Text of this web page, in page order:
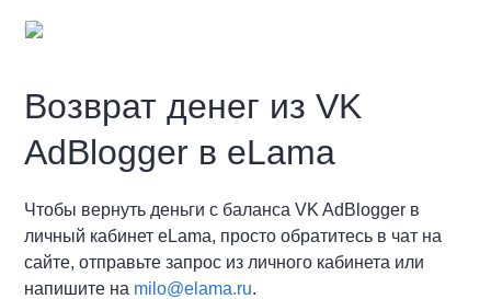
Возврат денег из VK
AdBlogger в eLama
Чтобы вернуть деньги с баланса VK AdBlogger в
личный кабинет eLama, просто обратитесь в чат на
сайте, отправьте запрос из личного кабинета или
напишите на milo@elama.ru.